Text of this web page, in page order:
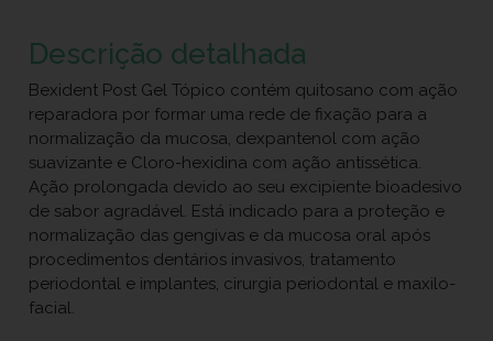
Descrição detalhada
Bexident Post Gel Tópico contém quitosano com ação
reparadora por formar uma rede de fixação para a
normalização da mucosa, dexpantenol com ação
suavizante e Cloro-hexidina com ação antissética.
Ação prolongada devido ao seu excipiente bioadesivo
de sabor agradável. Está indicado para a proteção e
normalização das gengivas e da mucosa oral após
procedimentos dentários invasivos, tratamento
periodontal e implantes, cirurgia periodontal e maxilo-
facial.